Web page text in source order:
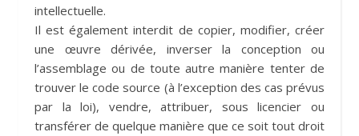
intellectuelle.
Il est également interdit de copier, modifier, créer
une œuvre dérivée, inverser la conception ou
l’assemblage ou de toute autre manière tenter de
trouver le code source (à l’exception des cas prévus
par la loi), vendre, attribuer, sous licencier ou
transférer de quelque manière que ce soit tout droit